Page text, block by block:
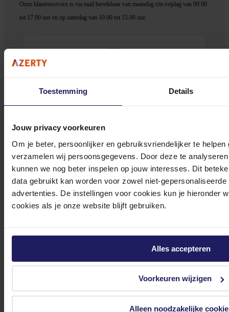
Toestemming Details
Jouw privacy voorkeuren
Om je beter, persoonlijker en gebruiksvriendelijker te
verzamelen wij persoonsgegevens. Door deze te
kunnen we nog beter inspelen op jouw interesses. Dit
data gebruikt kan worden voor zowel niet-
advertenties. De instellingen voor cookies kun je hieronder
cookies als je onze website blijft gebruiken.
Alles accepteren
Voorkeuren wijzigen
Alleen noodzakelijke
Onze klantenservice is via mail bereikbaar van maandag t/m vrijdag van 09.00
tot 17.00 uur en op zaterdag van 10.00 tot 15.00 uur.
Bekijk onze veelgestelde vragen
0572 328 120
Meld je aan voor onze nieuwsbrief!
Ontvang als eerste de beste deals in je inbox